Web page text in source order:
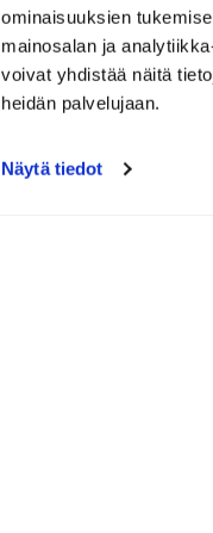
ominaisuuksien
mainosalan ja
voivat yhdistää näitä
heidän palvelujaan.
Näytä tiedot